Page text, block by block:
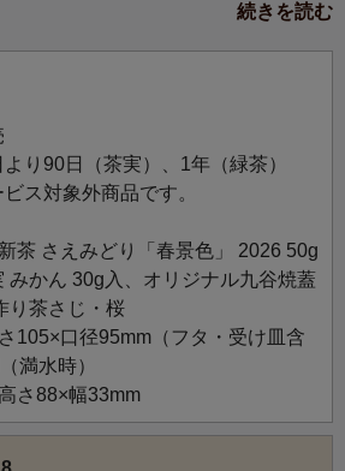
ジナルの九谷焼蓋碗とお菓子をセッ
心を味わう、新茶と器の贈りもので
続きを読む
り90日（茶実）、1年（緑茶）
ス対象外商品です。
茶 さえみどり「春景色」 2026 50g
みかん 30g入、オリジナル九谷焼蓋
り茶さじ・桜
105×口径95mm（フタ・受け皿含
満水時）
さ88×幅33mm